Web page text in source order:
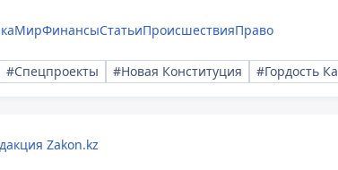
МирФинансыСтатьиПроисшествияПраво
#Спецпроекты #Новая Конституция #Гордость
Zakon.kz